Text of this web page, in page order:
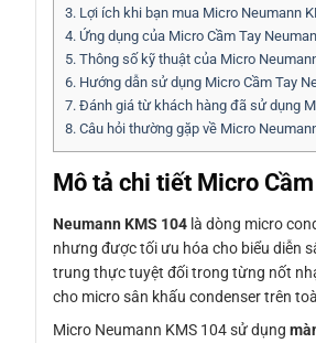
3. Lợi ích khi bạn mua Micro Neumann
4. Ứng dụng của Micro Cầm Tay
5. Thông số kỹ thuật của Micro
6. Hướng dẫn sử dụng Micro Cầm Tay
7. Đánh giá từ khách hàng đã sử dụng
8. Câu hỏi thường gặp về Micro
Mô tả chi tiết Micro
Neumann KMS 104 là dòng micro
nhưng được tối ưu hóa cho biểu diễn
trung thực tuyệt đối trong từng nốt
cho micro sân khấu condenser trên
Micro Neumann KMS 104 sử dụng